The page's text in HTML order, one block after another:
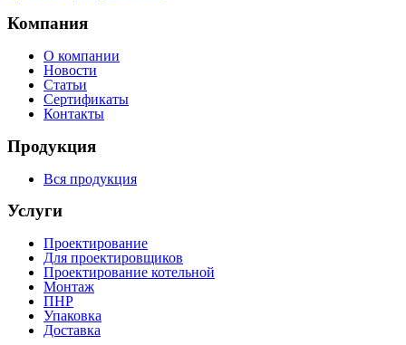
Компания
О компании
Новости
Статьи
Сертификаты
Контакты
Продукция
Вся продукция
Услуги
Проектирование
Для проектировщиков
Проектирование котельной
Монтаж
ПНР
Упаковка
Доставка